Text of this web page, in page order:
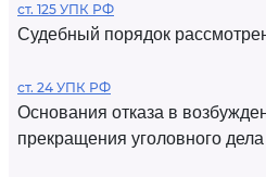
ст. 125 УПК РФ
Судебный порядок
ст. 24 УПК РФ
Основания отказа в
прекращения уголовного дела